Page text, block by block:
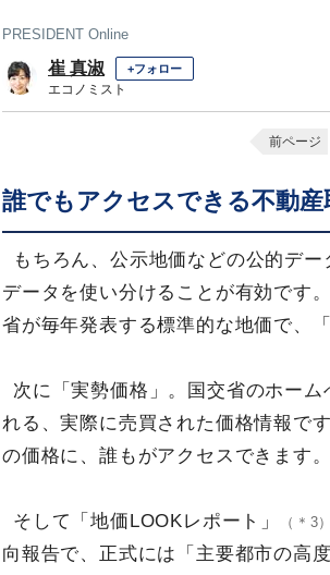
PRESIDENT Online
崔 真淑 +フォロー
エコノミスト
前ページ
誰でもアクセスできる不動産
もちろん、公示地価などの公的デ
データを使い分けることが有効です
省が毎年発表する標準的な地価で、
次に「実勢価格」。国交省のホー
れる、実際に売買された価格情報で
の価格に、誰もがアクセスできます
そして「地価LOOKレポート」 （＊3
向報告で、正式には「主要都市の高